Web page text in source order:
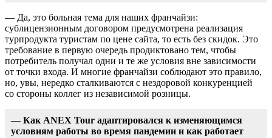
— Да, это больная тема для наших франчайзи:
сублицензионным договором предусмотрена реализация
турпродукта туристам по цене сайта, то есть без скидок. Это
требование в первую очередь продиктовано тем, чтобы
потребитель получал одни и те же условия вне зависимости
от точки входа. И многие франчайзи соблюдают это правило,
но, увы, нередко сталкиваются с нездоровой конкуренцией
со стороны коллег из независимой розницы.
— Как ANEX Tour адаптировался к изменяющимся
условиям работы во время пандемии и как работает